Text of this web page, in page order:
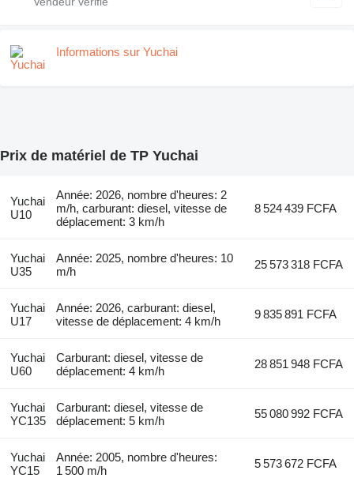
Informations sur Yuchai
Prix de matériel de TP Yuchai
Yuchai
U10
Année: 2026, nombre d'heures: 2
m/h, carburant: diesel, vitesse de
déplacement: 3 km/h
8 524 439 FCFA
Yuchai
U35
Année: 2025, nombre d'heures: 10
m/h
25 573 318 FCFA
Yuchai
U17
Année: 2026, carburant: diesel,
vitesse de déplacement: 4 km/h
9 835 891 FCFA
Yuchai
U60
Carburant: diesel, vitesse de
déplacement: 4 km/h
28 851 948 FCFA
Yuchai
YC135
Carburant: diesel, vitesse de
déplacement: 5 km/h
55 080 992 FCFA
Yuchai
YC15
Année: 2005, nombre d'heures:
1 500 m/h
5 573 672 FCFA